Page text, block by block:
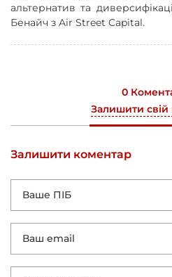
альтернатив та
Бенайч з Air Street Capital.
0
Залишити свій
Залишити коментар